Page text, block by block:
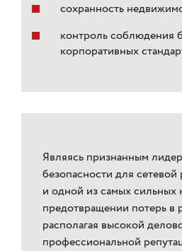
сохранность
контроль соблюдения
корпоративных
Являясь признанным
безопасности для
и одной из самых сильных
предотвращении потерь в
располагая высокой
профессиональной